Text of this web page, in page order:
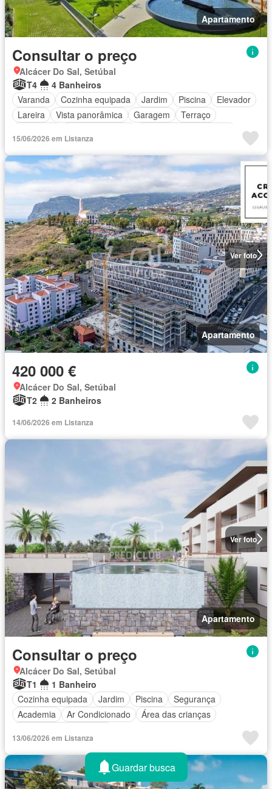
Apartamento
Consultar o preço
Alcácer Do Sal, Setúbal
T4
4 Banheiros
Varanda
Cozinha equipada Jardim Piscina
Elevador
Lareira
Vista panorâmica Garagem
Terraço
15/06/2026 em Listanza
Ver foto
Apartamento
420 000 €
Alcácer Do Sal, Setúbal
T2
2 Banheiros
14/06/2026 em Listanza
Ver foto
Apartamento
Consultar o preço
Alcácer Do Sal, Setúbal
T1
1 Banheiro
Cozinha equipada
Jardim Piscina
Segurança
Academia
Ar Condicionado
Área das crianças
13/06/2026 em Listanza
Guardar busca